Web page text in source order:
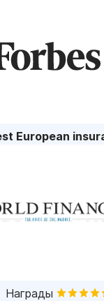
European
Награды